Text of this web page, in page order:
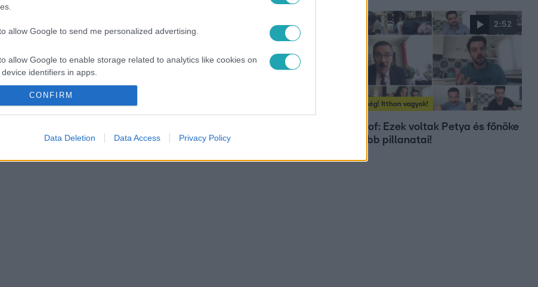
allow Google to send me personalized advertising.
allow Google to enable storage related to analytics like cookies on
identifiers in apps.
to allow Google to enable storage related to functionality of the website
to allow Google to enable storage related to personalization.
allow Google to enable storage related to security, including
CONFIRM
Data Deletion Data Access Privacy Policy
vagyok!
legjobb
legemlékezetesebb csajozásai!
2:52
Segítség! Itthon vagyok!
Best of: Ezek voltak Petya és főnöke
legjobb pillanatai!